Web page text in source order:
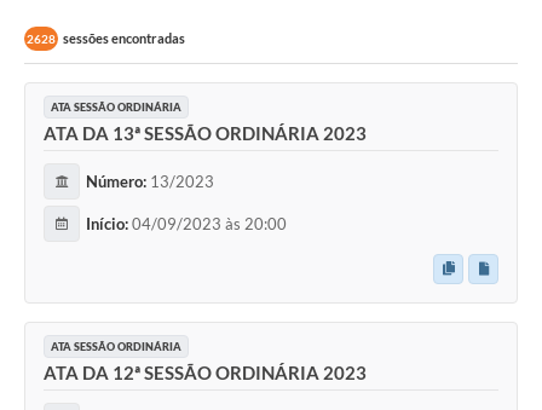
Notícias
Arquivos para Download
FAQ - Perguntas Frequentes
Carta de Serviços
Ouvidoria
Proposições
2628 sessões encontradas
ATA SESSÃO ORDINÁRIA
ATA DA 13ª SESSÃO ORDINÁRIA 2023
Número: 13/2023
Início:04/09/2023 às 20:00
ATA SESSÃO ORDINÁRIA
ATA DA 12ª SESSÃO ORDINÁRIA 2023